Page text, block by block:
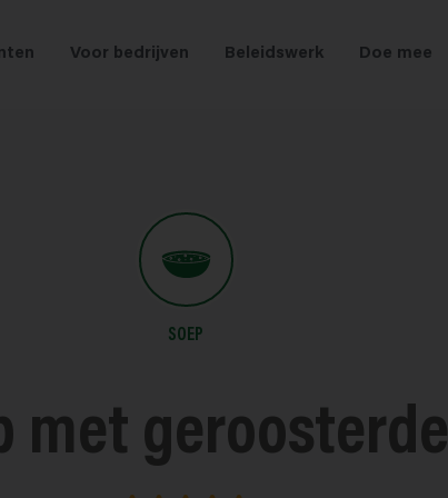
Voor bedrijven Beleidswerk Doe mee
SOEP
met